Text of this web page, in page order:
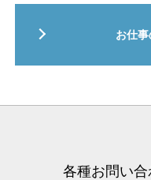
お仕
各種お問い